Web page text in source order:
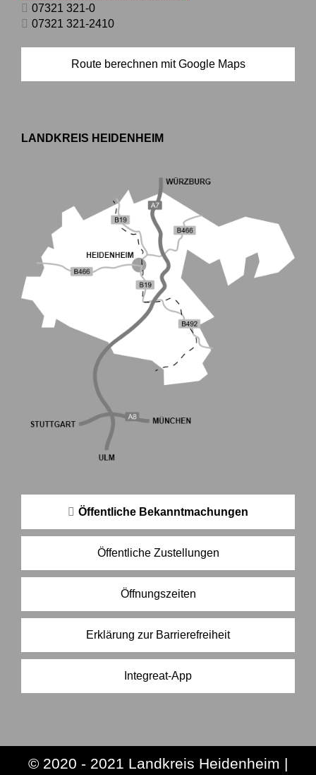
07321 321-0
07321 321-2410
Route berechnen mit Google Maps
LANDKREIS HEIDENHEIM
Öffentliche Bekanntmachungen
Öffentliche Zustellungen
Öffnungszeiten
Erklärung zur Barrierefreiheit
Integreat-App
© 2020 - 2021 Landkreis Heidenheim |